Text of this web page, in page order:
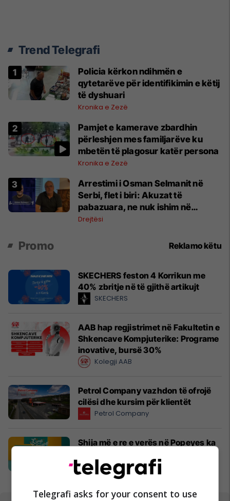
Trend Telegrafi
Policia kërkon ndihmën e
qytetarëve për identifikimin e këtij
të dyshuari
Kronika e Zezë
Pamjet e kamerave zbardhin
përleshjen mes familjarëve ku
mbetën të plagosur katër persona
Kronika e Zezë
Arrestimi i Osman Selmanit në
Serbi, flet i biri: Akuzat të
pabazuara, ne nuk ishim në
Kosovë në atë kohë
Drejtësi
Promo Reklamo këtu
SKECHERS feston 4 Korrikun me
40% zbritje në të gjithë artikujt
SKECHERS
AAB hap regjistrimet në Fakultetin e
Shkencave Kompjuterike: Programe
inovative, bursë 30%
Kolegji AAB
Petrol Company vazhdon të ofrojë
cilësi dhe kursim për klientët
Petrol Company
Shija më e re e verës në Popeyes ka
Popeyes
Telegrafi asks for your consent to use